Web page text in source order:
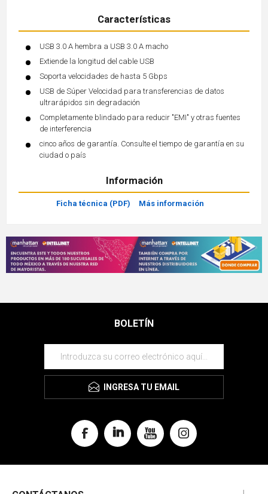
Características
USB 3.0 A hembra a USB 3.0 A macho
Extiende la longitud del cable USB
Soporta velocidades de hasta 5 Gbps
USB de Súper Velocidad para transferencias de datos
ultrarápidos sin degradación
Completamente blindado para reducir "EMI" y otras fuentes
de interferencia
cinco años de garantía. Consulte el tiempo de garantía en su
ciudad o país
Información
Ficha técnica (PDF) Más información
BOLETÍN
INGRESA TU EMAIL